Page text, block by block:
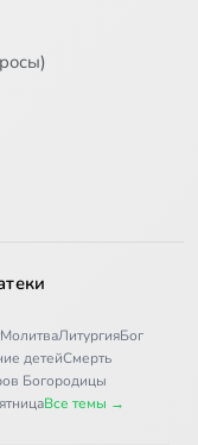
МолитваЛитургияБог
детейСмерть
Богородицы
Все темы →